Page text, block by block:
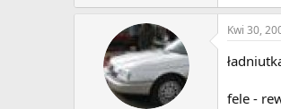
Kwi 30,
fele -